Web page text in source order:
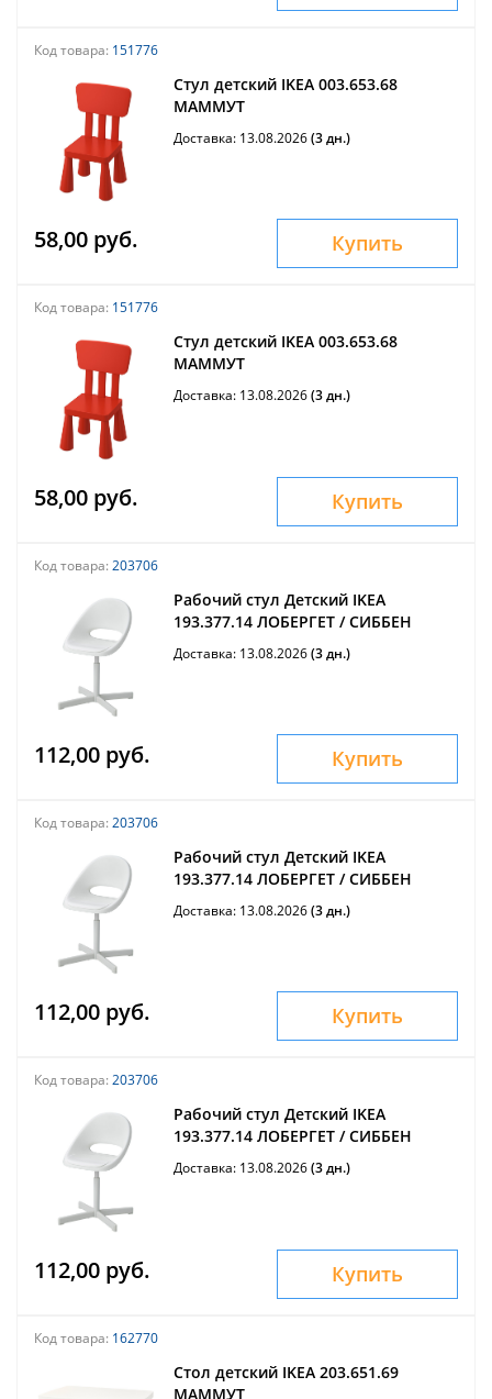
Код товара: 151776
Стул детский IKEA 003.653.68
МАММУТ
Доставка: 13.08.2026(3 дн.)
58,00 руб. Купить
Код товара: 151776
Стул детский IKEA 003.653.68
МАММУТ
Доставка: 13.08.2026(3 дн.)
58,00 руб. Купить
Код товара: 203706
Рабочий стул Детский IKEA
193.377.14 ЛОБЕРГЕТ / СИББЕН
Доставка: 13.08.2026(3 дн.)
112,00 руб. Купить
Код товара: 203706
Рабочий стул Детский IKEA
193.377.14 ЛОБЕРГЕТ / СИББЕН
Доставка: 13.08.2026(3 дн.)
112,00 руб. Купить
Код товара: 203706
Рабочий стул Детский IKEA
193.377.14 ЛОБЕРГЕТ / СИББЕН
Доставка: 13.08.2026(3 дн.)
112,00 руб. Купить
Код товара: 162770
Стол детский IKEA 203.651.69
МАММУТ